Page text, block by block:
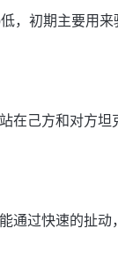
，初期主要用
在己方和对方
通过快速的扯